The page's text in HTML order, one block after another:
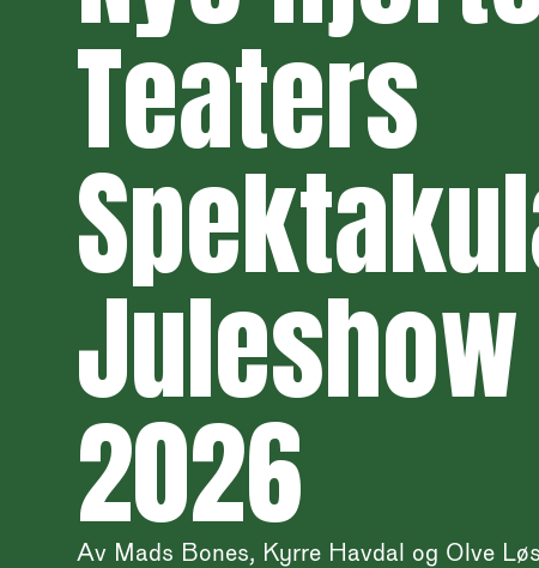
Teaters
Juleshow
2026
Av Mads Bones, Kyrre Havdal og Olve